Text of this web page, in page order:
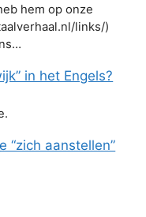
hem op onze
links/)
in het Engels?
“zich aanstellen”